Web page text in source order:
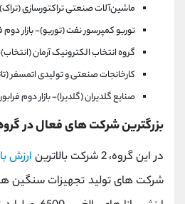
ماشين‌آلات صنعتی تراكتورسازی‌
توربو كمپرسور نفت (توربو)- بازار
گروه انتخاب الكترونيک آرمان
كارخانجات صنعتی و توليدی اتمسفر
صنايع گلديران (گلديرا)- بازار دوم
بزرگترین شرکت های فعال در
در این گروه، 2 شرکت بالاترین ارزش
شرکت های تولید تجهیزات سنگین